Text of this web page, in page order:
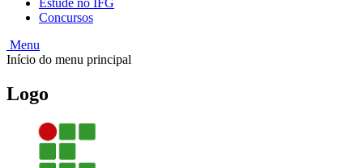
Estude no IFG
Concursos
Menu
Início do menu principal
Logo